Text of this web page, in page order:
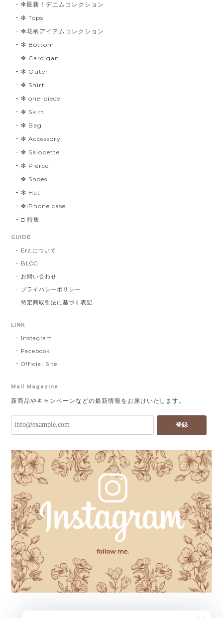
❇︎最新！デニムコレクション
❇︎ Tops
❇︎花柄アイテムコレクション
❇︎ Bottom
❇︎ Cardigan
❇︎ Outer
❇︎ Shirt
❇︎ one-piece
❇︎ Skirt
❇︎ Bag
❇︎ Accessory
❇︎ Salopette
❇︎ Pierce
❇︎ Shoes
❇︎ Hat
❇︎iPhone case
□ 特集
GUIDE
Erz.について
BLOG
お問い合わせ
プライバシーポリシー
特定商取引法に基づく表記
LINK
Instagram
Facebook
Official Site
Mail Magazine
新商品やキャンペーンなどの最新情報をお届けいたします。
登録